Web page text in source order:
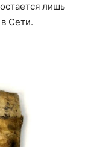
лишь
Сети.